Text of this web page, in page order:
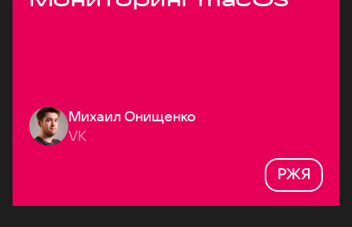
Михаил Онищенко
VK
РЖЯ